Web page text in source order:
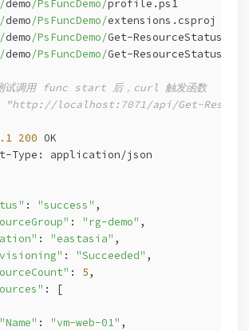
demo/PsFuncDemo/profile.ps1
demo/PsFuncDemo/extensions.csproj
demo/PsFuncDemo/Get-ResourceStatus/
demo/PsFuncDemo/Get-ResourceStatus/
试调用 func start 后，curl 触发函数
localhost:7071/api/Get-
200 OK
Type: application/json
: "success" ,
: "rg-demo" ,
: "eastasia" ,
: "Succeeded" ,
: 5,
: [
"Name" : "vm-web-01" ,